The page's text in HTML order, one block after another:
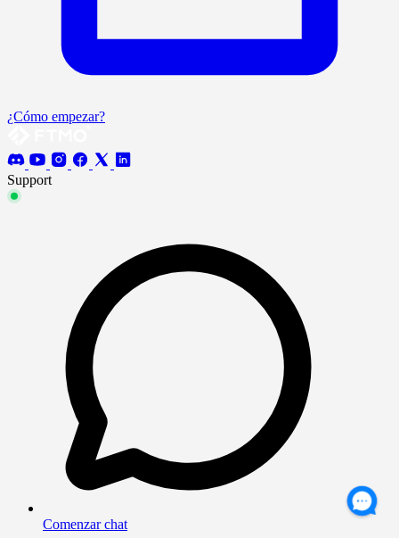
¿Cómo empezar?
Support
Comenzar chat